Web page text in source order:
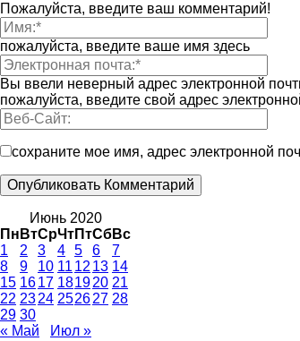
Пожалуйста, введите ваш комментарий!
пожалуйста, введите ваше имя здесь
Вы ввели неверный адрес электронной
пожалуйста, введите свой адрес
сохраните мое имя, адрес электронной
Июнь 2020
Пн ВтСрЧтПтСбВс
1
2 3 4 5 6
7
8
9 10 11 12 13 14
15 1617 181920 21
22 2324 252627 28
29 30
« Май
Июл »